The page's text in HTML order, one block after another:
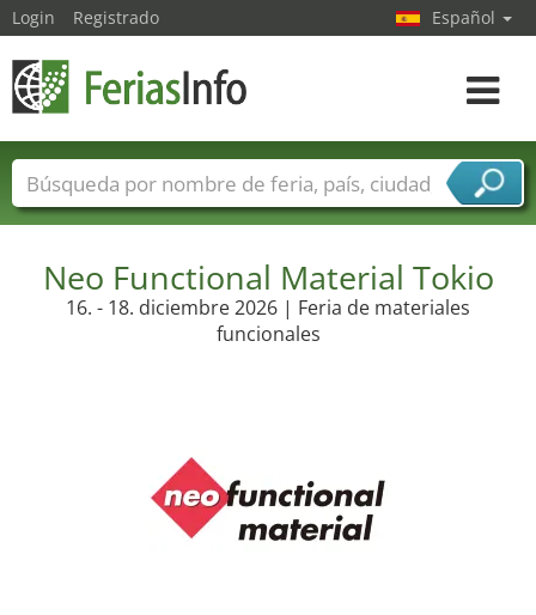
Neo Functional Material Tokio
16. - 18. diciembre 2026 | Feria de materiales
funcionales
Login Registrado Español
toggle
Nombres de ferias Países
Ciudades
Sectores de proveedor de servicios